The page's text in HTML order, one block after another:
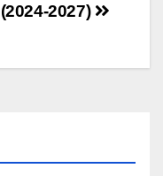
(2024-2027)